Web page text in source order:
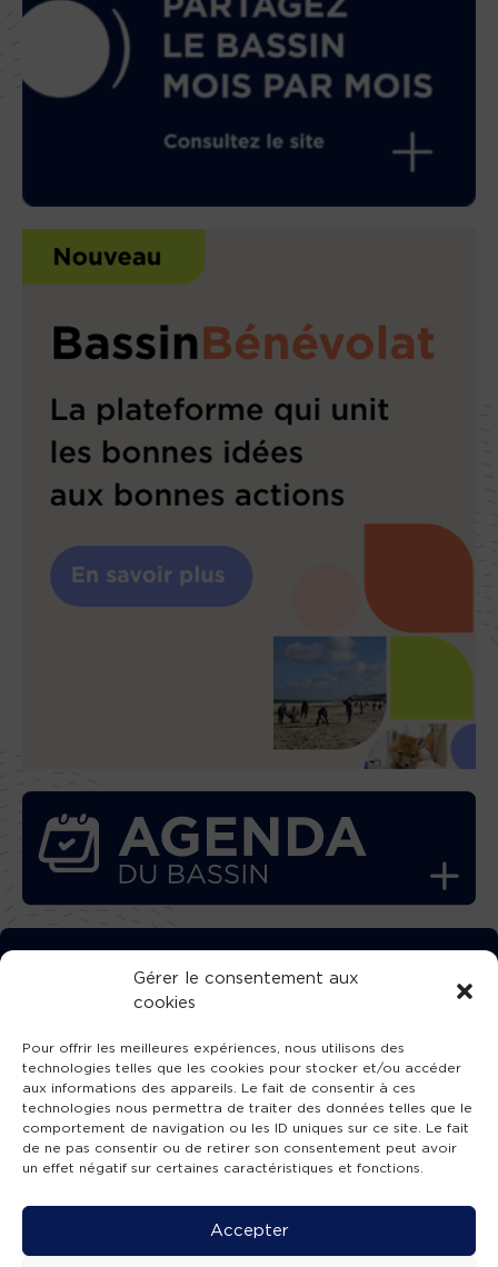
Gérer le consentement aux
cookies
Pour offrir les meilleures expériences, nous utilisons des
technologies telles que les cookies pour stocker et/ou accéder
aux informations des appareils. Le fait de consentir à ces
technologies nous permettra de traiter des données telles que le
comportement de navigation ou les ID uniques sur ce site. Le fait
de ne pas consentir ou de retirer son consentement peut avoir
un effet négatif sur certaines caractéristiques et fonctions.
Accepter
TÉLÉCHARGEZ GRATUITEMENT
L’APPLICATION TVBA !
SUIVEZ-NOUS !
Mentions légales -Accessibilité